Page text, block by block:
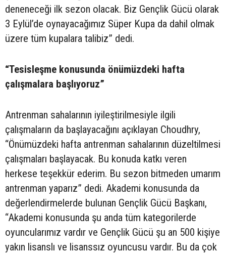
deneneceği ilk sezon olacak. Biz Gençlik Gücü olarak
3 Eylül’de oynayacağımız Süper Kupa da dahil olmak
üzere tüm kupalara talibiz” dedi.
“Tesisleşme konusunda önümüzdeki hafta
çalışmalara başlıyoruz”
Antrenman sahalarının iyileştirilmesiyle ilgili
çalışmaların da başlayacağını açıklayan Choudhry,
“Önümüzdeki hafta antrenman sahalarının düzeltilmesi
çalışmaları başlayacak. Bu konuda katkı veren
herkese teşekkür ederim. Bu sezon bitmeden umarım
antrenman yaparız” dedi. Akademi konusunda da
değerlendirmelerde bulunan Gençlik Gücü Başkanı,
“Akademi konusunda şu anda tüm kategorilerde
oyuncularımız vardır ve Gençlik Gücü şu an 500 kişiye
yakın lisanslı ve lisanssız oyuncusu vardır. Bu da çok